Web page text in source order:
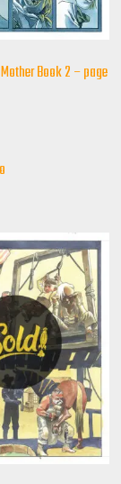
Book 2 – page